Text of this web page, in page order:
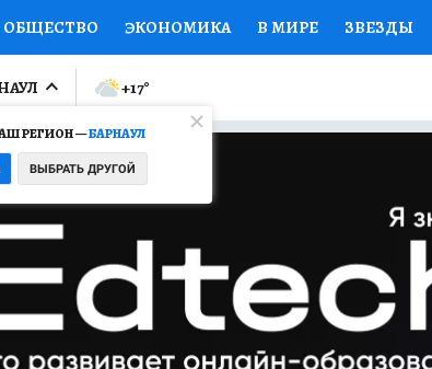
ОБЩЕСТВО ЭКОНОМИКА В МИРЕ ЗВЕЗДЫ
ПРОИСШЕСТВИЯ НАЦИОНАЛЬНЫЕ
МИР Я ЗНАЮ СЕМЬЯ ЖЕНСКИЕ
СЕРИАЛЫ
КОЛЛЕКЦИИ КОНКУРСЫ
РЕГИОН —БАРНАУЛ
ВЫБРАТЬ ДРУГОЙ
+17°